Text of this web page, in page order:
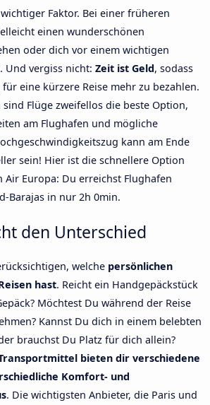
Faktor. Bei einer früheren
einen wunderschönen
oder dich vor einem wichtigen
Und vergiss nicht: Zeit ist Geld, sodass
eine kürzere Reise mehr zu bezahlen.
sind Flüge zweifellos die beste Option,
am Flughafen und mögliche
kann am Ende
sein! Hier ist die schnellere Option
Europa: Du erreichst Flughafen
Barajas in nur 2h 0min.
den Unterschied
welche persönlichen
hast. Reicht ein Handgepäckstück
Möchtest Du während der Reise
Kannst Du dich in einem belebten
brauchst Du Platz für dich allein?
bieten dir verschiedene
Komfort- und
. Die wichtigsten Anbieter, die Paris und